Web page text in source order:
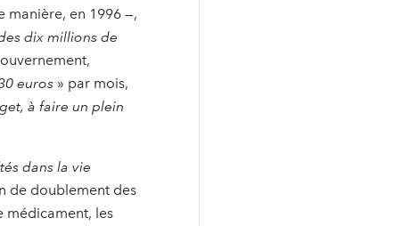
manière, en 1996 —,
dix millions de
euros » par mois,
à faire un plein
dans la vie
de doublement des
médicament, les